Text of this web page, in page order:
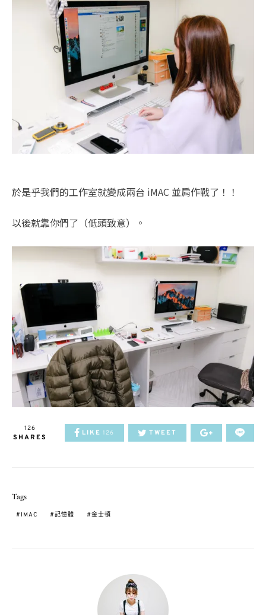
於是乎我們的工作室就變成兩台 iMAC 並肩作戰了！！
以後就靠你們了（低頭致意）。
126
SHARES
LIKE 126 TWEET
Tags
IMAC 記憶體 金士頓